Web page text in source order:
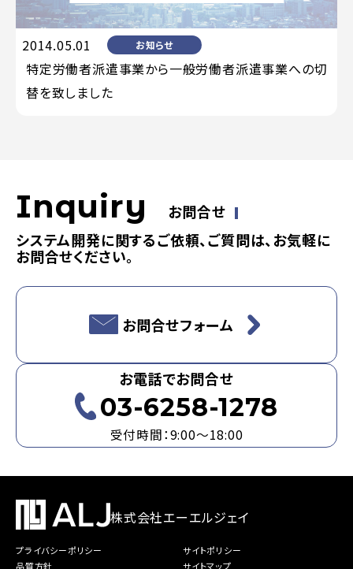
2014.05.01 お知らせ
特定労働者派遣事業から一般労働者派遣事業への切
替を致しました
Inquiry
お問合せ
システム開発に関するご依頼、ご質問は、お気軽に
お問合せください。
お問合せフォーム
お電話でお問合せ
03-6258-1278
受付時間：9:00～18:00
株式会社エーエルジェイ
プライバシーポリシー
品質方針
サイトポリシー
サイトマップ